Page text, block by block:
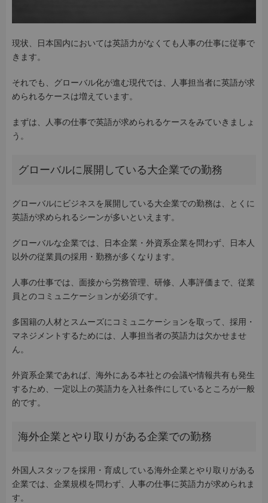
現状、日本国内においては英語力がなくても人事の仕事に従事で
きます。
それでも、グローバル化が進む現代では、人事担当者に英語が求
められるケースは増えています。
まずは、人事の仕事で英語が求められるケースをみていきましょ
う。
グローバルに展開している大企業での勤務
グローバルにビジネスを展開している大企業での勤務は、とくに
英語が求められるシーンが多いといえます。
グローバルな企業では、日本企業・外資系企業を問わず、日本人
以外の従業員の採用・勤務が多くなります。
人事の仕事では、面接から労務管理、研修、人事評価まで、従業
員とのコミュニケーションが必須です。
多国籍の人材とスムーズにコミュニケーションを取って、採用・
マネジメントするためには、人事担当者の英語力は欠かせませ
ん。
外資系企業であれば、海外にある本社との会議や情報共有も発生
するため、一定以上の英語力を入社条件にしているところが一般
的です。
海外企業とやり取りがある企業での勤務
外国人スタッフを採用・育成している海外企業とやり取りがある
企業では、企業規模を問わず、人事の仕事に英語力が求められま
す。